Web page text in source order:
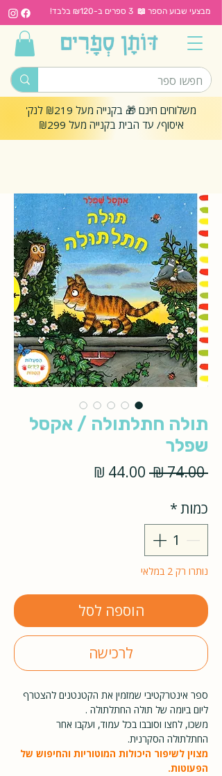
מבצעי שבוע הספר 📖 3 ספרים ב-₪120 בלבד!
משלוחים חינם 🎁 בקנייה מעל ₪219 לנק'
איסוף/ עד הבית בקנייה מעל ₪299
תולה חתלתולה / אקסל
שפלר
‏74.00 ‏₪
מחיר
כמות*
נותרו רק 2 במלאי
הוספה לסל
לרכישה
ספר אינטרקטיבי שמזמין את הקטנטנים להצטרף
ליום ביומה של תולה החתלתולה .
משכו, לחצו וסובבו בכל עמוד, ועקבו אחר
החתלתולה הסקרנית.
מצוין לשיפור היכולות המוטוריות והחיפוש של
הפעוטות.